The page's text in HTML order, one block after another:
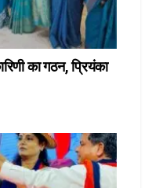
का गठन, प्रियंका